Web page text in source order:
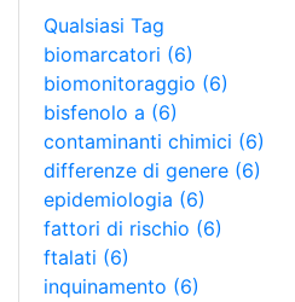
Qualsiasi Tag
biomarcatori (6)
biomonitoraggio (6)
bisfenolo a (6)
contaminanti chimici (6)
differenze di genere (6)
epidemiologia (6)
fattori di rischio (6)
ftalati (6)
inquinamento (6)